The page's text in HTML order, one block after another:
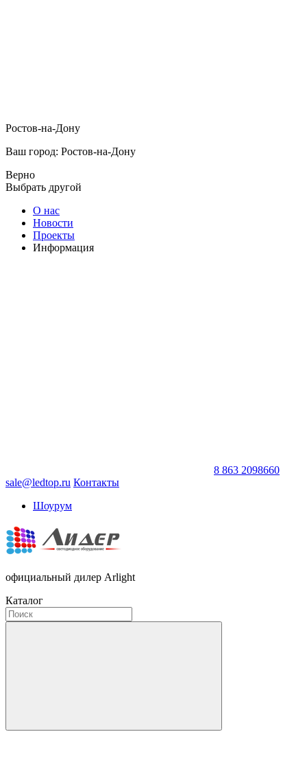
Ростов-на-Дону
Ваш город: Ростов-на-Дону
Верно
Выбрать другой
О нас
Новости
Проекты
Информация
8 863 2098660
sale@ledtop.ru Контакты
Шоурум
официальный дилер Arlight
Каталог